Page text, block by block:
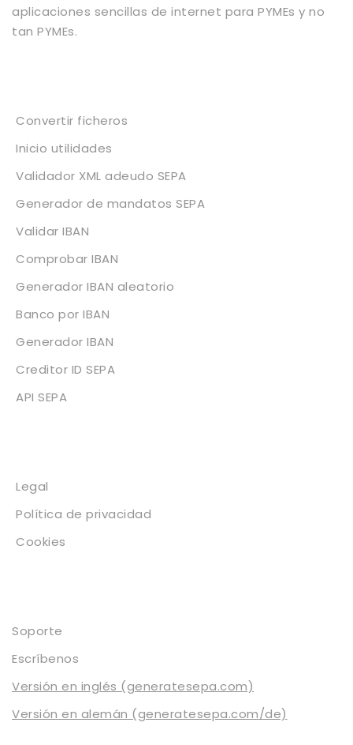
aplicaciones sencillas de internet para PYMEs y no
tan PYMEs.
Convertir ficheros
Inicio utilidades
Validador XML adeudo SEPA
Generador de mandatos SEPA
Validar IBAN
Comprobar IBAN
Generador IBAN aleatorio
Banco por IBAN
Generador IBAN
Creditor ID SEPA
API SEPA
Legal
Política de privacidad
Cookies
Soporte
Escríbenos
Versión en inglés (generatesepa.com)
Versión en alemán (generatesepa.com/de)